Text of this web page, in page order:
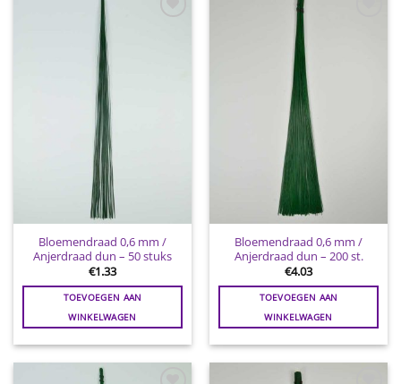
Bloemendraad 0,6 mm /
Anjerdraad dun – 50 stuks
€1.33
TOEVOEGEN AAN
WINKELWAGEN
Bloemendraad 0,6 mm /
Anjerdraad dun – 200 st.
€4.03
TOEVOEGEN AAN
WINKELWAGEN